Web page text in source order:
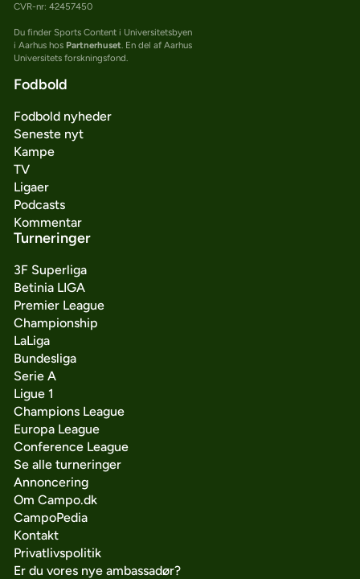
CVR-nr: 42457450
Du finder Sports Content i Universitetsbyen
i Aarhus hos Partnerhuset. En del af Aarhus
Universitets forskningsfond.
Fodbold
Fodbold nyheder
Seneste nyt
Kampe
TV
Ligaer
Podcasts
Kommentar
Turneringer
3F Superliga
Betinia LIGA
Premier League
Championship
LaLiga
Bundesliga
Serie A
Ligue 1
Champions League
Europa League
Conference League
Se alle turneringer
Annoncering
Om Campo.dk
CampoPedia
Kontakt
Privatlivspolitik
Er du vores nye ambassadør?